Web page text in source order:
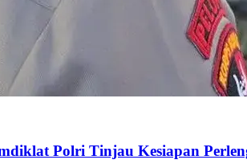
Polri Tinjau Kesiapan